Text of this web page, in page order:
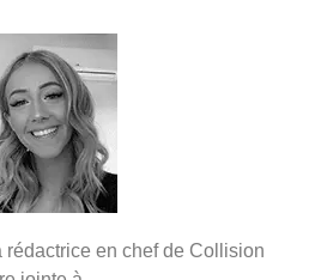
en chef de Collision